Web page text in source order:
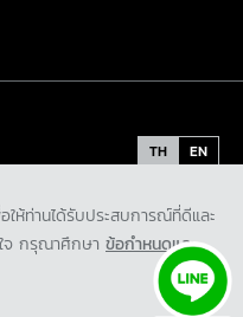
ให้ท่านได้รับประสบการณ์ที่ดีและ
จ กรุณาศึกษา ข้อกำหนดและ
อเตอร์ส ประเทศไทย
TH EN
อมูลส่วนบุคคล
องโทรทัศน์วงจรปิด
ธมิตรทางธุรกิจ